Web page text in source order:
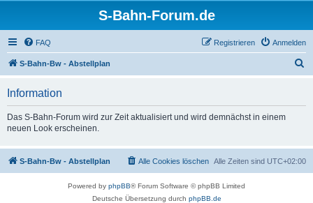
S-Bahn-Forum.de
FAQ Anmelden
Registrieren
S-Bahn-Bw - Abstellplan
Information
Das S-Bahn-Forum wird zur Zeit aktualisiert und wird demnächst in einem
neuen Look erscheinen.
S-Bahn-Bw - Abstellplan Alle Zeiten sind UTC+02:00
Alle Cookies löschen
Powered by phpBB® Forum Software © phpBB Limited
Deutsche Übersetzung durch phpBB.de